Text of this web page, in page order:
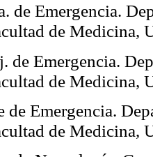
de Emergencia.
de Medicina,
de Emergencia.
de Medicina,
de Emergencia.
de Medicina,